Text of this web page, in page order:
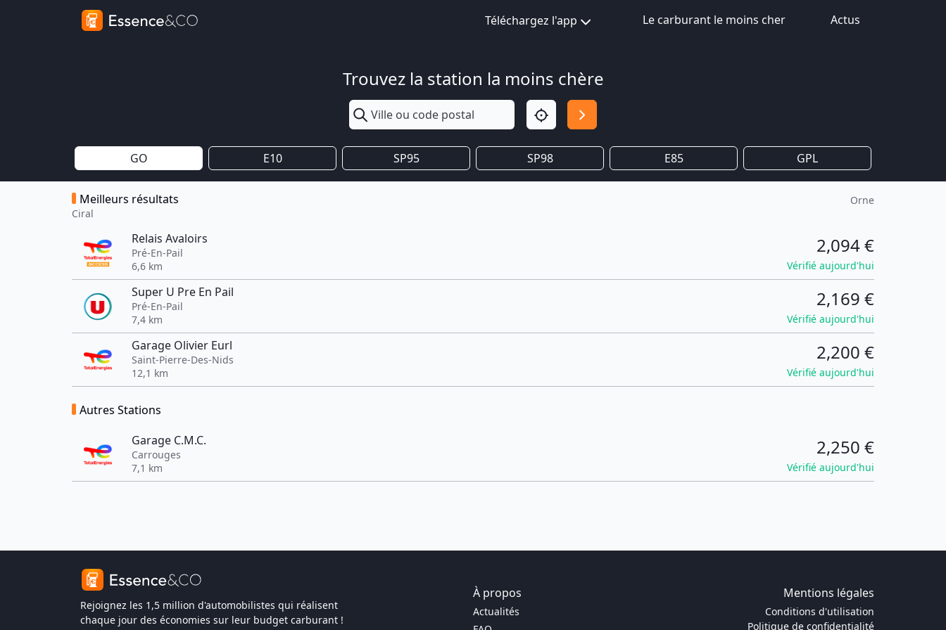
Téléchargez l'app Le carburant le moins cher Actus
Trouvez la station la moins chère
GO E10 SP95 SP98 E85 GPL
Meilleurs résultats
Ciral
Orne
Relais Avaloirs
Pré-En-Pail
6,6 km
2,094 €
Vérifié aujourd'hui
Super U Pre En Pail
Pré-En-Pail
7,4 km
2,169 €
Vérifié aujourd'hui
Garage Olivier Eurl
Saint-Pierre-Des-Nids
12,1 km
2,200 €
Vérifié aujourd'hui
Autres Stations
Garage C.M.C.
Carrouges
7,1 km
2,250 €
Vérifié aujourd'hui
Rejoignez les 1,5 million d'automobilistes qui réalisent
chaque jour des économies sur leur budget carburant !
À propos Mentions légales
Actualités
Conditions d'utilisation
Politique de confidentialité